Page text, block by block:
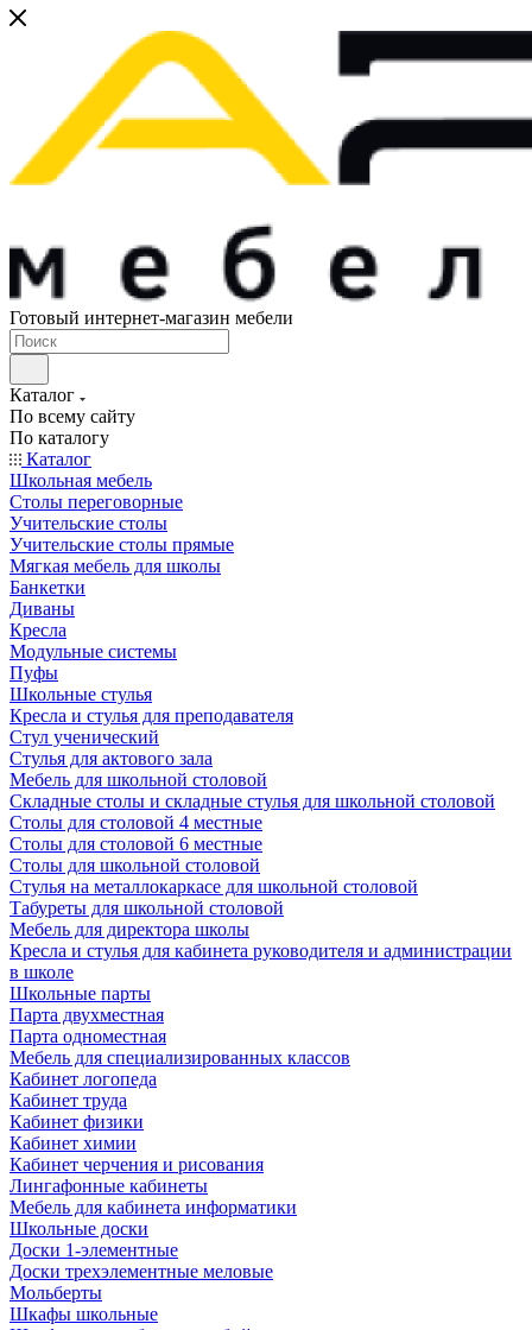
Готовый интернет-магазин мебели
Каталог
По всему сайту
По каталогу
Каталог
Школьная мебель
Столы переговорные
Учительские столы
Учительские столы прямые
Мягкая мебель для школы
Банкетки
Диваны
Кресла
Модульные системы
Пуфы
Школьные стулья
Кресла и стулья для преподавателя
Стул ученический
Стулья для актового зала
Мебель для школьной столовой
Складные столы и складные стулья для школьной столовой
Столы для столовой 4 местные
Столы для столовой 6 местные
Столы для школьной столовой
Стулья на металлокаркасе для школьной столовой
Табуреты для школьной столовой
Мебель для директора школы
Кресла и стулья для кабинета руководителя и администрации
в школе
Школьные парты
Парта двухместная
Парта одноместная
Мебель для специализированных классов
Кабинет логопеда
Кабинет труда
Кабинет физики
Кабинет химии
Кабинет черчения и рисования
Лингафонные кабинеты
Мебель для кабинета информатики
Школьные доски
Доски 1-элементные
Доски трехэлементные меловые
Мольберты
Шкафы школьные